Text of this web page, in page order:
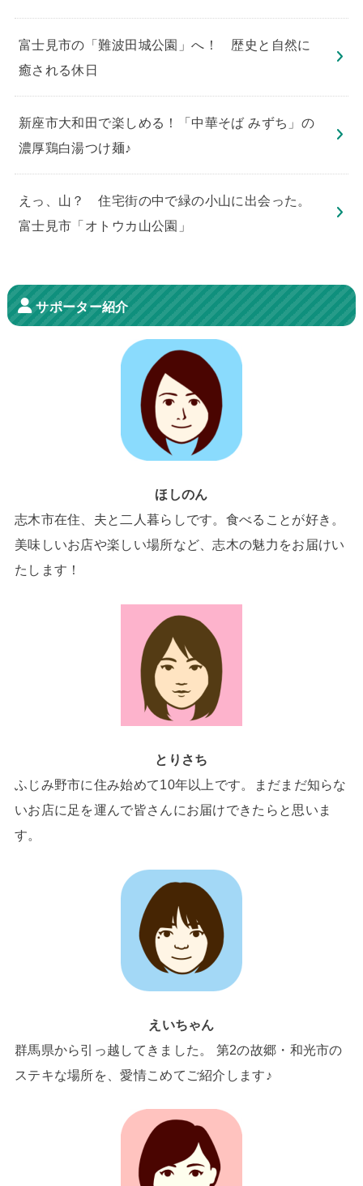
​富士見市の「難波田城公園」へ！ 歴史と自然に
癒される休日
新座市大和田で楽しめる！「中華そば みずち」の
濃厚鶏白湯つけ麺♪
えっ、山？ 住宅街の中で緑の小山に出会った。
富士見市「オトウカ山公園」
サポーター紹介
ほしのん
志木市在住、夫と二人暮らしです。食べることが好き。
美味しいお店や楽しい場所など、志木の魅力をお届けい
たします！
とりさち
ふじみ野市に住み始めて10年以上です。まだまだ知らな
いお店に足を運んで皆さんにお届けできたらと思いま
す。
えいちゃん
群馬県から引っ越してきました。 第2の故郷・和光市の
ステキな場所を、愛情こめてご紹介します♪